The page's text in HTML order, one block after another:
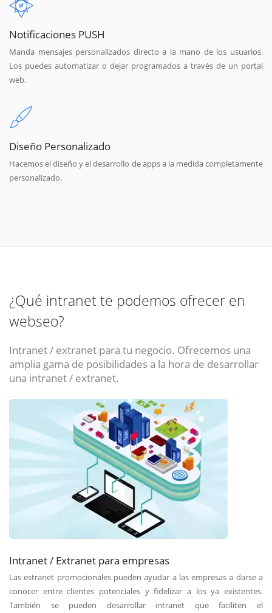
Notificaciones PUSH
Manda mensajes personalizados directo a la mano de los usuarios.
Los puedes automatizar o dejar programados a través de un portal
web.
Diseño Personalizado
Hacemos el diseño y el desarrollo de apps a la medida completamente
personalizado.
¿Qué intranet te podemos ofrecer en
webseo?
Intranet / extranet para tu negocio. Ofrecemos una
amplia gama de posibilidades a la hora de desarrollar
una intranet / extranet.
Intranet / Extranet para empresas
Las estranet promocionales pueden ayudar a las empresas a darse a
conocer entre clientes potenciales y fidelizar a los ya existentes.
También se pueden desarrollar intranet que faciliten el